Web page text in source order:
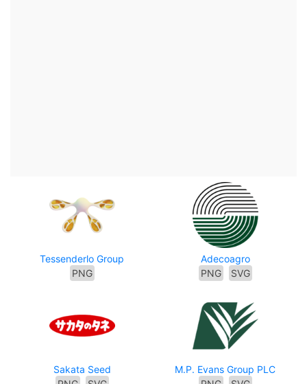
Tessenderlo Group
PNG
Adecoagro
PNG
SVG
Sakata Seed
M.P. Evans Group PLC